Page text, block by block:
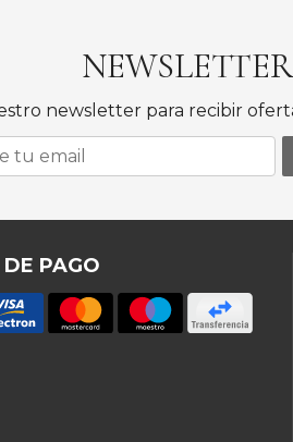
NEWSLETTER
newsletter para recibir
PAGO